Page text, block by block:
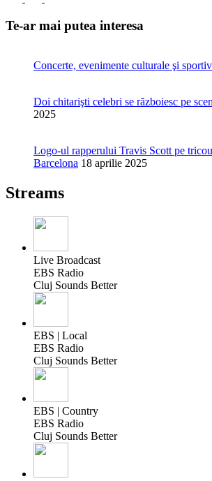
Te-ar mai putea interesa
Concerte, evenimente culturale şi
Doi chitarişti celebri se războiesc pe
2025
Logo-ul rapperului Travis Scott pe
Barcelona 18 aprilie 2025
Streams
Live Broadcast
EBS Radio
Cluj Sounds Better
EBS | Local
EBS Radio
Cluj Sounds Better
EBS | Country
EBS Radio
Cluj Sounds Better